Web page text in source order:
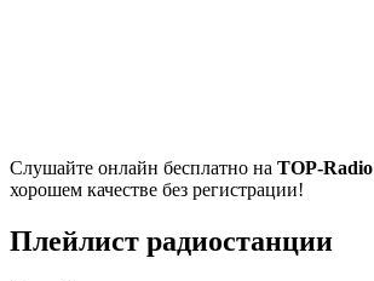
Cлушайте онлайн бесплатно на TOP-Radio
хорошем качестве без регистрации!
Плейлист радиостанции